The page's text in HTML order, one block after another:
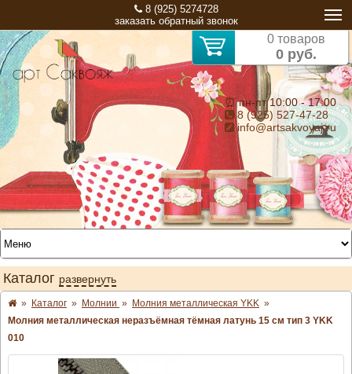
8 (925) 5274728
заказать обратный звонок
0 товаров
0 руб.
⏰ пн-пт 10:00 - 17:00
8 (925) 527-47-28
info@artsakvoyaj.ru
Каталог развернуть
» Каталог » Молнии » Молния металлическая YKK »
Молния металлическая неразъёмная тёмная латунь 15 см тип 3 YKK
010